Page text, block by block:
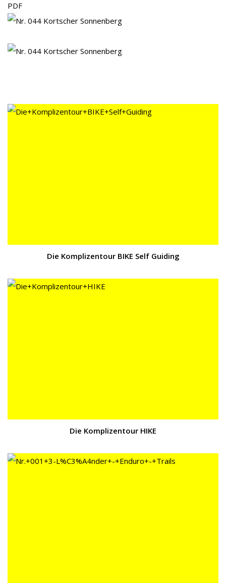
PDF
Die Komplizentour BIKE Self Guiding
Die Komplizentour HIKE